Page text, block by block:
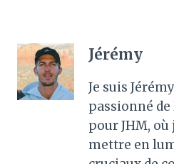
Jérémy
Je suis
passionné
pour JHM,
mettre en